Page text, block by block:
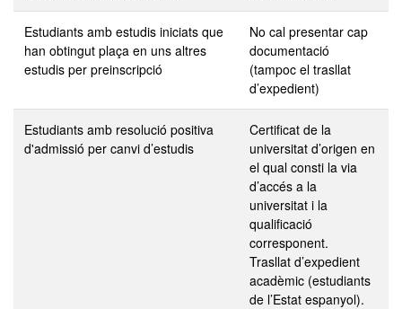
Estudiants amb estudis iniciats que
han obtingut plaça en uns altres
estudis per preinscripció
No cal presentar cap
documentació
(tampoc el trasllat
d’expedient)
Estudiants amb resolució positiva
d'admissió per canvi d’estudis
Certificat de la
universitat d’origen en
el qual consti la via
d’accés a la
universitat i la
qualificació
corresponent.
Trasllat d’expedient
acadèmic (estudiants
de l’Estat espanyol).